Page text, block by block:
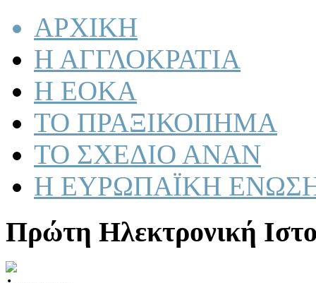
ΑΡΧΙΚΗ
Η ΑΓΓΛΟΚΡΑΤΙΑ
Η ΕΟΚΑ
ΤΟ ΠΡΑΞΙΚΟΠΗΜΑ
ΤΟ ΣΧΕΔΙΟ ΑΝΑΝ
Η ΕΥΡΩΠΑΪΚΗ
Πρώτη Ηλεκτρονική